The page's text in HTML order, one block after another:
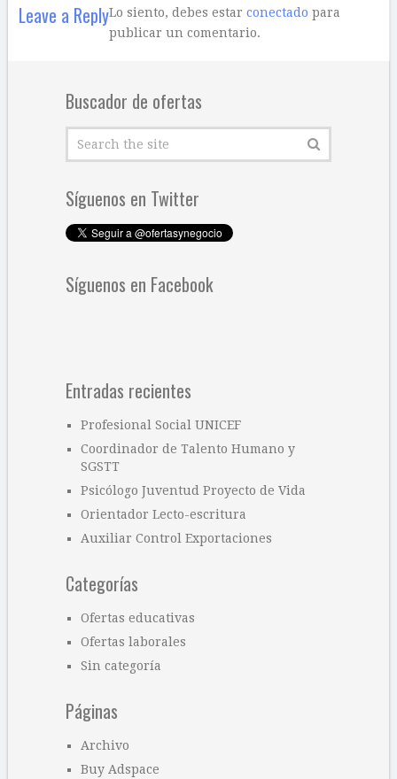
Leave a ReplyLo siento, debes estar conectado para
publicar un comentario.
Buscador de ofertas
Síguenos en Twitter
Síguenos en Facebook
Entradas recientes
Profesional Social UNICEF
Coordinador de Talento Humano y
SGSTT
Psicólogo Juventud Proyecto de Vida
Orientador Lecto-escritura
Auxiliar Control Exportaciones
Categorías
Ofertas educativas
Ofertas laborales
Sin categoría
Páginas
Archivo
Buy Adspace